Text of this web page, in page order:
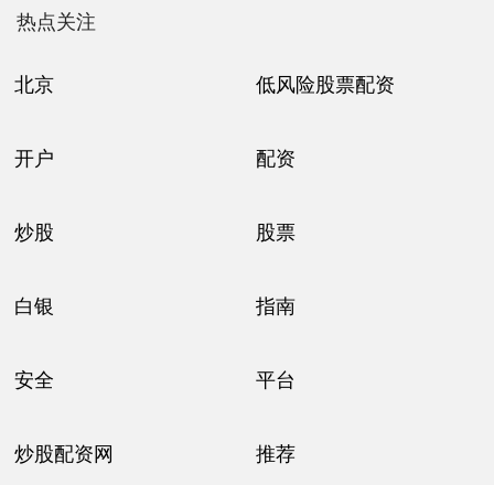
热点关注
北京 低风险股票配资
开户 配资
炒股 股票
白银 指南
安全 平台
炒股配资网 推荐